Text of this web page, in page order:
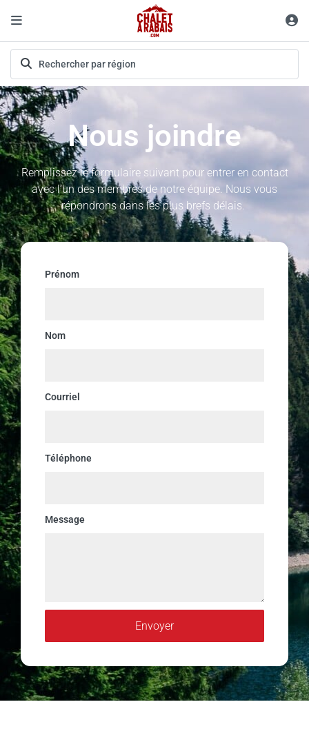
Nous joindre
Remplissez le formulaire suivant pour entrer en contact
avec l’un des membres de notre équipe. Nous vous
répondrons dans les plus brefs délais.
Prénom
Nom
Courriel
Téléphone
Message
Envoyer